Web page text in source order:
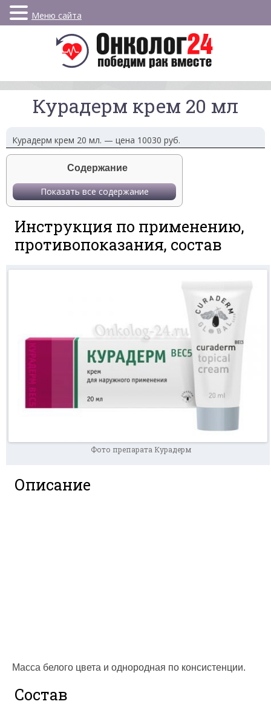
Курадерм крем 20 мл
Курадерм крем 20 мл. — цена 10030 руб.
Содержание
Показать все содержание
Инструкция по применению,
противопоказания, состав
Фото препарата Курадерм
Описание
Масса белого цвета и однородная по консистенции.
Состав
Меню сайта